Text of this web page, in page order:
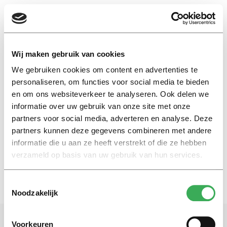
Wij maken gebruik van cookies
We gebruiken cookies om content en advertenties te
personaliseren, om functies voor social media te bieden
en om ons websiteverkeer te analyseren. Ook delen we
informatie over uw gebruik van onze site met onze
partners voor social media, adverteren en analyse. Deze
partners kunnen deze gegevens combineren met andere
informatie die u aan ze heeft verstrekt of die ze hebben
verzameld op basis van uw gebruik van hun services.
Noodzakelijk
Voorkeuren
EN
ferdinand grapperhaus
Eefje Wentelteefje
Grapperhaus in da house
31 augustus 2020